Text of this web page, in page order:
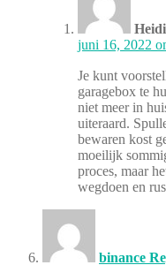
Heidi
juni 16, 2022
Je kunt
garagebox te
niet meer in
uiteraard.
bewaren kost
moeilijk
proces, maar
wegdoen en
binance